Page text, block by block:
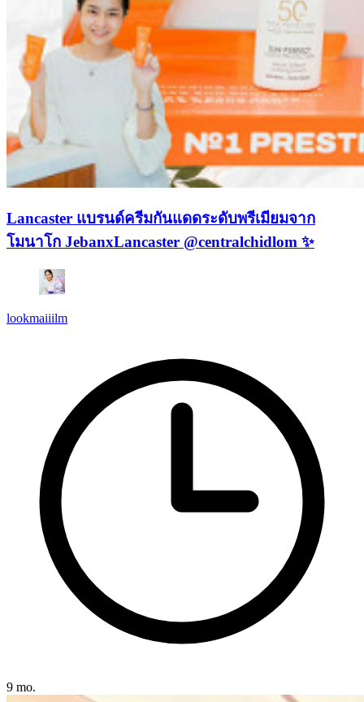
Lancaster แบรนด์ครีมกันแดดระดับพรีเมียมจาก
โมนาโก JebanxLancaster @centralchidlom ✨
lookmaiiilm
9 mo.